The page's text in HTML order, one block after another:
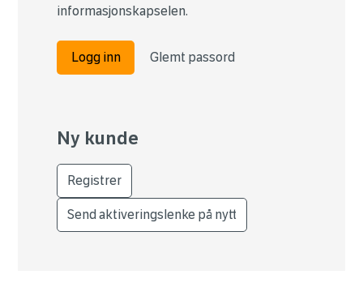
informasjonskapselen.
Logg inn Glemt passord
Ny kunde
Registrer
Send aktiveringslenke på nytt